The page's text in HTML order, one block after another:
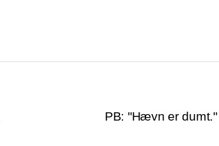
PB: "Hævn er dumt."